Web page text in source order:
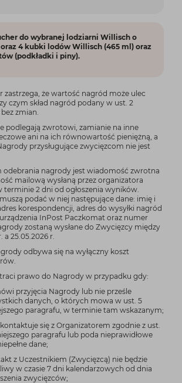
do wybranej lodziarni Willisch o
oraz 4 kubki lodów Willisch (465 ml) oraz
(podkładki i piny).
zastrzega, że wartość nagród może ulec
czym skład nagród podany w ust. 2
zmian.
podlegają zwrotowi, zamianie na inne
ani na ich równowartość pieniężną, a
przysługujące zwycięzcom nie jest
odebrania nagrody jest wiadomość zwrotna
mailową wysłaną przez organizatora
terminie 2 dni od ogłoszenia wyników.
podać w niej następujące dane: imię i
korespondencji, adres do wysyłki nagród
InPost Paczkomat oraz numer
zostaną wysłane do Zwycięzcy między
a 25.05.2026 r.
odbywa się na wyłączny koszt
prawo do Nagrody w przypadku gdy:
przyjęcia Nagrody lub nie prześle
danych, o których mowa w ust. 5
paragrafu, w terminie tam wskazanym;
się z Organizatorem zgodnie z ust.
paragrafu lub poda nieprawidłowe
dane;
z Uczestnikiem (Zwycięzcą) nie będzie
w czasie 7 dni kalendarzowych od dnia
zwycięzców;